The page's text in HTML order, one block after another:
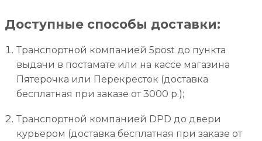
Доступные способы доставки:
Транспортной компанией 5post до пункта
выдачи в постамате или на кассе магазина
Пятерочка или Перекресток (доставка
бесплатная при заказе от 3000 р.);
Транспортной компанией DPD до двери
курьером (доставка бесплатная при заказе от